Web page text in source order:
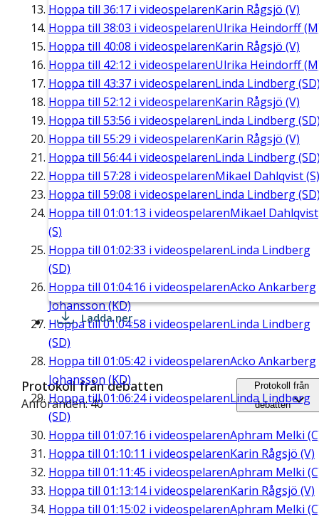
Hoppa till 36:17 i videospelarenKarin Rågsjö (V)
Hoppa till 38:03 i videospelarenUlrika Heindorff
Hoppa till 40:08 i videospelarenKarin Rågsjö (V)
Hoppa till 42:12 i videospelarenUlrika Heindorff
Hoppa till 43:37 i videospelarenLinda Lindberg
Hoppa till 52:12 i videospelarenKarin Rågsjö (V)
Hoppa till 53:56 i videospelarenLinda Lindberg
Hoppa till 55:29 i videospelarenKarin Rågsjö (V)
Hoppa till 56:44i videospelarenLinda Lindberg
Hoppa till 57:28 i videospelarenMikael Dahlqvist (S)
Hoppa till 59:08 i videospelarenLinda Lindberg
Hoppa till 01:01:13 i videospelarenMikael Dahlqvist
(S)
Hoppa till 01:02:33 i videospelarenLinda Lindberg
(SD)
Hoppa till 01:04:16 i videospelarenAcko Ankarberg
Johansson (KD)
Hoppa till01:04:58 i videospelarenLinda Lindberg
(SD)
Hoppa till 01:05:42 i videospelarenAcko Ankarberg
Johansson (KD)
Hoppa till01:06:24i videospelarenLinda Lindberg
(SD)
Hoppa till 01:07:16 i videospelarenAphram Melki
Hoppa till 01:10:11 i videospelarenKarin Rågsjö (V)
Hoppa till 01:11:45 i videospelarenAphram Melki
Hoppa till 01:13:14i videospelarenKarin Rågsjö (V)
Hoppa till 01:15:02 i videospelarenAphram Melki
Ladda ner
Protokoll från debatten
Anföranden: 40
Protokoll från
debatten